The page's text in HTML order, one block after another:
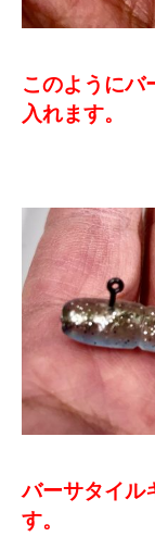
このようにバ
入れます。
バーサタイル
す。